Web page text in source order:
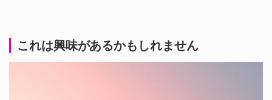
これは興味があるかもしれません